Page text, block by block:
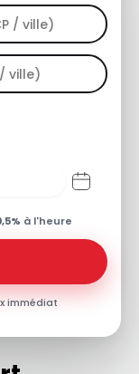
à l'heure
immédiat